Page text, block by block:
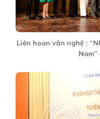
Liên hoan văn nghệ :
Nam”